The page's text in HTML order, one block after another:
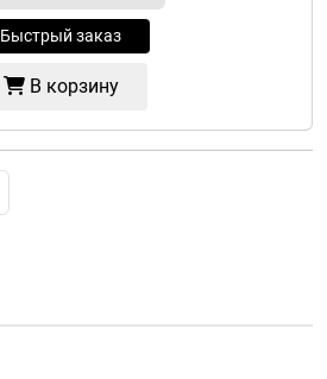
Быстрый заказ
В корзину